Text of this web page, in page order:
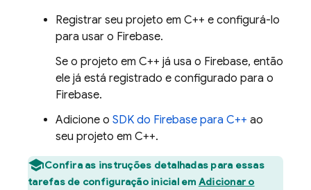
Registrar seu projeto em C++ e configurá-lo
para usar o Firebase.
Se o projeto em C++ já usa o Firebase, então
ele já está registrado e configurado para o
Firebase.
Adicione o SDK do Firebase para C++ ao
seu projeto em C++.
Confira as instruções detalhadas para essas
tarefas de configuração inicial em Adicionar o